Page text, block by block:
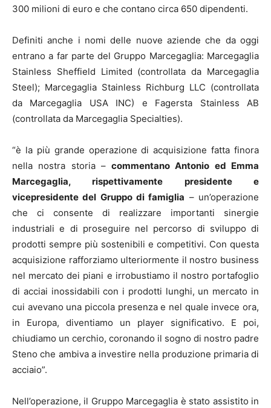
300 milioni di euro e che contano circa 650 dipendenti.
Definiti anche i nomi delle nuove aziende che da oggi
entrano a far parte del Gruppo Marcegaglia: Marcegaglia
Stainless Sheffield Limited (controllata da Marcegaglia
Steel); Marcegaglia Stainless Richburg LLC (controllata
da Marcegaglia USA INC) e Fagersta Stainless AB
(controllata da Marcegaglia Specialties).
“è la più grande operazione di acquisizione fatta finora
nella nostra storia –commentano Antonio ed Emma
Marcegaglia, rispettivamente presidente e
vicepresidente del Gruppo di famiglia – un’operazione
che ci consente di realizzare importanti sinergie
industriali e di proseguire nel percorso di sviluppo di
prodotti sempre più sostenibili e competitivi. Con questa
acquisizione rafforziamo ulteriormente il nostro business
nel mercato dei piani e irrobustiamo il nostro portafoglio
di acciai inossidabili con i prodotti lunghi, un mercato in
cui avevano una piccola presenza e nel quale invece ora,
in Europa, diventiamo un player significativo. E poi,
chiudiamo un cerchio, coronando il sogno di nostro padre
Steno che ambiva a investire nella produzione primaria di
acciaio”.
Nell’operazione, il Gruppo Marcegaglia è stato assistito in